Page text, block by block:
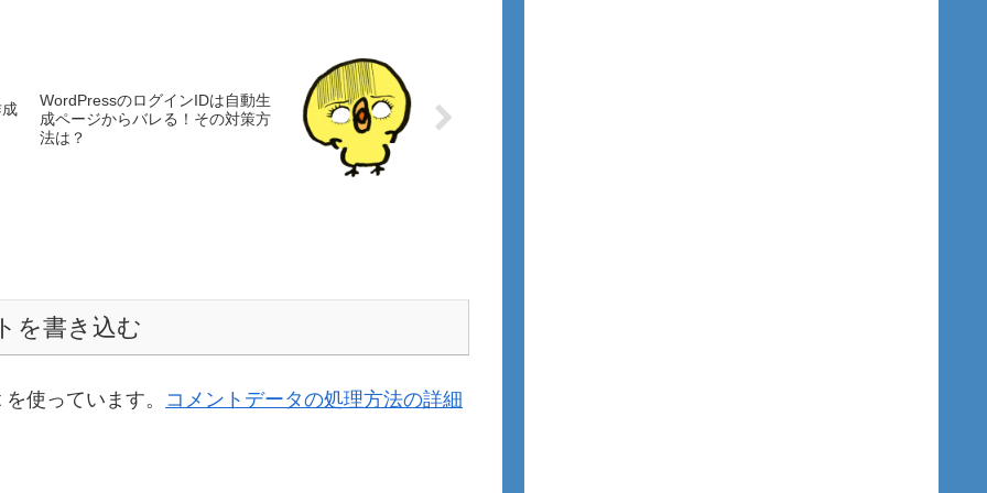
WordPressのログインIDは自動生
成ページからバレる！その対策方
法は？
を書き込む
使っています。 コメントデータの処理方法の詳細